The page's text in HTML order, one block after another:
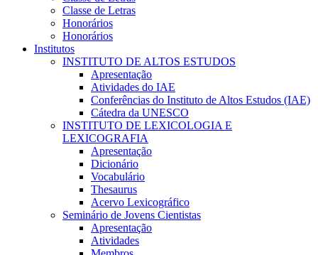
Classe de Letras
Honorários
Honorários
Institutos
INSTITUTO DE ALTOS ESTUDOS
Apresentação
Atividades do IAE
Conferências do Instituto de Altos Estudos (IAE)
Cátedra da UNESCO
INSTITUTO DE LEXICOLOGIA E
LEXICOGRAFIA
Apresentação
Dicionário
Vocabulário
Thesaurus
Acervo Lexicográfico
Seminário de Jovens Cientistas
Apresentação
Atividades